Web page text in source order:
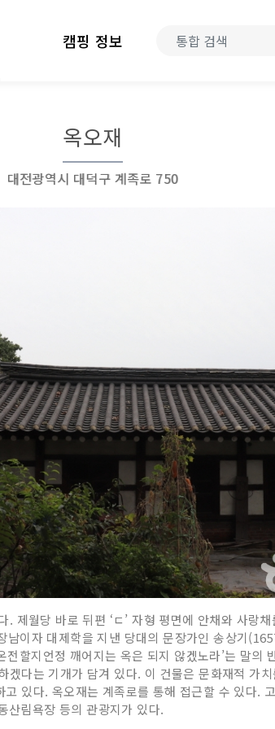
캠핑 정보
옥오재
대전광역시 대덕구 계족로 750
제월당 바로 뒤편 ‘ㄷ’ 자형 평면에 안채와 사랑
이자 대제학을 지낸 당대의 문장가인 송상기
전할지언정 깨어지는 옥은 되지 않겠노라’는 말
다는 기개가 담겨 있다. 이 건물은 문화재적 가
있다. 옥오재는 계족로를 통해 접근할 수 있다.
산림욕장 등의 관광지가 있다.